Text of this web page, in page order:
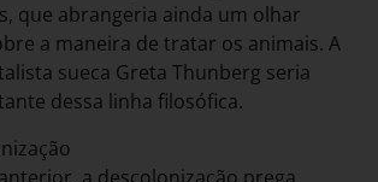
que abrangeria ainda um olhar
a maneira de tratar os animais. A
sueca Greta Thunberg seria
dessa linha filosófica.